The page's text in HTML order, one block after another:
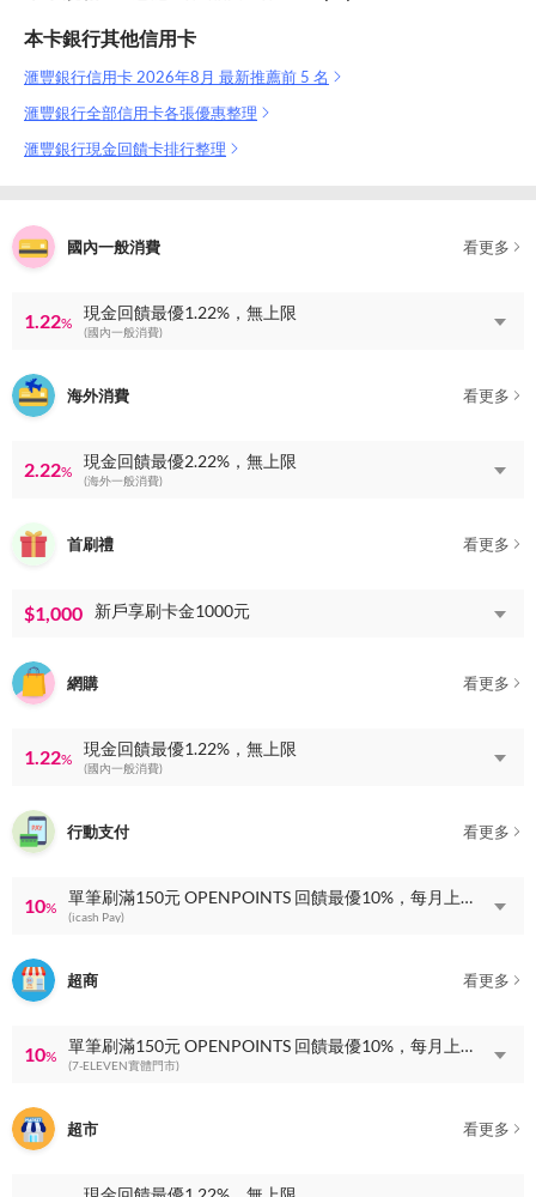
本卡銀行其他信用卡
滙豐銀行信用卡 2026年8月 最新推薦前 5 名
滙豐銀行全部信用卡各張優惠整理
滙豐銀行現金回饋卡排行整理
國內一般消費 看更多
1.22%
現金回饋最優1.22%，無上限
(國內一般消費)
海外消費 看更多
2.22%
現金回饋最優2.22%，無上限
(海外一般消費)
首刷禮 看更多
$1,000 新戶享刷卡金1000元
網購 看更多
1.22%
現金回饋最優1.22%，無上限
(國內一般消費)
行動支付 看更多
10%
單筆刷滿150元 OPENPOINTS 回饋最優10%，每月上限 OPENPOINTS 回饋100點
(icash Pay)
超商 看更多
10%
單筆刷滿150元 OPENPOINTS 回饋最優10%，每月上限 OPENPOINTS 回饋100點
(7-ELEVEN實體門市)
超市 看更多